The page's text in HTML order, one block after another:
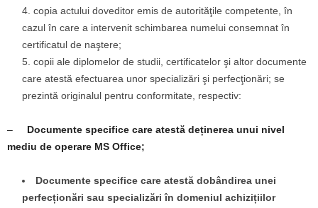
copia actului doveditor emis de autorităţile competente, în
cazul în care a intervenit schimbarea numelui consemnat în
certificatul de naştere;
copii ale diplomelor de studii, certificatelor şi altor documente
care atestă efectuarea unor specializări şi perfecţionări; se
prezintă originalul pentru conformitate, respectiv:
– Documente specifice care atestă deținerea unui nivel
mediu de operare MS Office;
Documente specifice care atestă dobândirea unei
perfecționări sau specializări în domeniul achizițiilor